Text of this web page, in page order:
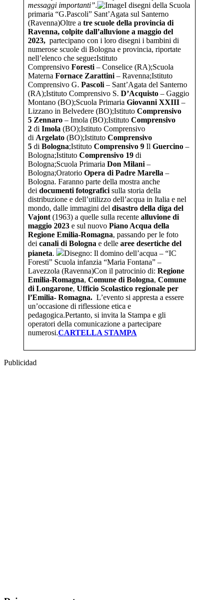
messaggi importanti”.
I disegni della Scuola
primaria “G.Pascoli” Sant’Agata sul Santerno
(Ravenna)Oltre a tre scuole della provincia di
Ravenna, colpite dall’alluvione a maggio del
2023, partecipano con i loro disegni i bambini di
numerose scuole di Bologna e provincia, riportate
nell’elenco che segue:Istituto
Comprensivo Foresti – Conselice (RA);Scuola
Materna Fornace Zarattini – Ravenna;Istituto
Comprensivo G. Pascoli – Sant’Agata del Santerno
(RA);Istituto Comprensivo S. D’Acquisto – Gaggio
Montano (BO);Scuola Primaria Giovanni XXIII –
Lizzano in Belvedere (BO);Istituto Comprensivo
5 Zennaro – Imola (BO);Istituto Comprensivo
2 di Imola (BO);Istituto Comprensivo
di Argelato (BO);Istituto Comprensivo
5 di Bologna;Istituto Comprensivo 9 Il Guercino –
Bologna;Istituto Comprensivo 19 di
Bologna;Scuola Primaria Don Milani –
Bologna;Oratorio Opera di Padre Marella –
Bologna. Faranno parte della mostra anche
dei documenti fotografici sulla storia della
distribuzione e dell’utilizzo dell’acqua in Italia e nel
mondo, dalle immagini del disastro della diga del
Vajont (1963) a quelle sulla recente alluvione di
maggio 2023 e sul nuovo Piano Acqua della
Regione Emilia-Romagna, passando per le foto
dei canali di Bologna e delle aree desertiche del
pianeta.
Disegno: Il domino dell’acqua – “IC
Foresti” Scuola infanzia “Maria Fontana” –
Lavezzola (Ravenna)Con il patrocinio di: Regione
Emilia-Romagna, Comune di Bologna, Comune
di Longarone, Ufficio Scolastico regionale per
l’Emilia- Romagna. L’evento si appresta a essere
un’occasione di riflessione etica e
pedagogica.Pertanto, si invita la Stampa e gli
operatori della comunicazione a partecipare
numerosi.CARTELLA STAMPA
Publicidad